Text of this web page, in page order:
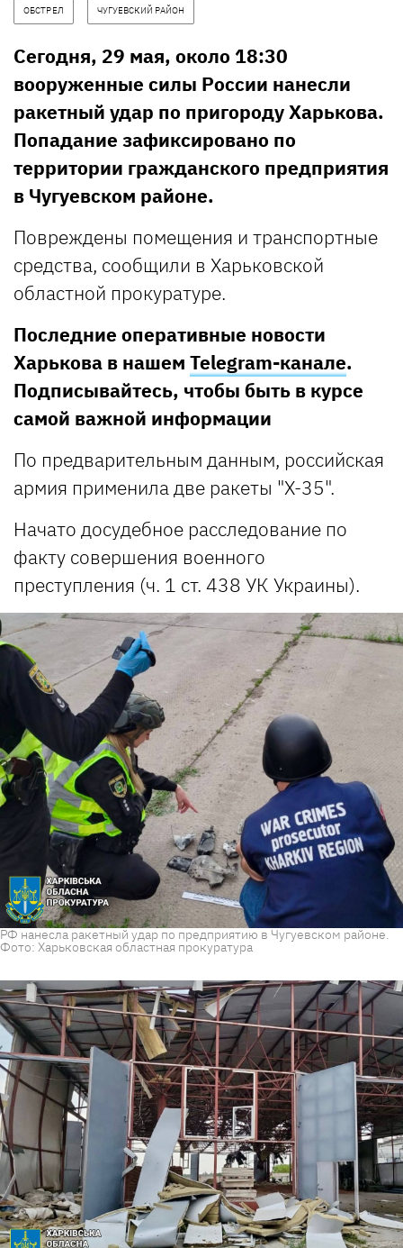
ОБСТРЕЛ ЧУГУЕВСКИЙ РАЙОН
Сегодня, 29 мая, около 18:30
вооруженные силы России нанесли
ракетный удар по пригороду Харькова.
Попадание зафиксировано по
территории гражданского предприятия
в Чугуевском районе.
Повреждены помещения и транспортные
средства, сообщили в Харьковской
областной прокуратуре.
Последние оперативные новости
Харькова в нашем Telegram-канале.
Подписывайтесь, чтобы быть в курсе
самой важной информации
По предварительным данным, российская
армия применила две ракеты "Х-35".
Начато досудебное расследование по
факту совершения военного
преступления (ч. 1 ст. 438 УК Украины).
РФ нанесла ракетный удар по предприятию в Чугуевском районе.
Фото: Харьковская областная прокуратура